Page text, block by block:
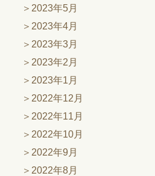
2023年5月
2023年4月
2023年3月
2023年2月
2023年1月
2022年12月
2022年11月
2022年10月
2022年9月
2022年8月